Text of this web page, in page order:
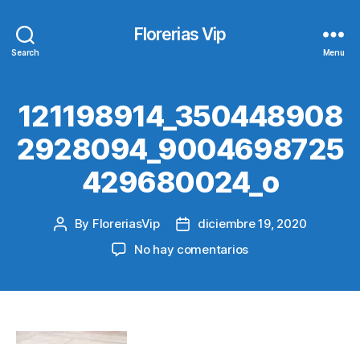
Search
Florerias Vip
Menu
121198914_350448908
2928094_9004698725
429680024_o
Post
By FloreriasVip
Postdiciembre 19, 2020
No hay comentariosen